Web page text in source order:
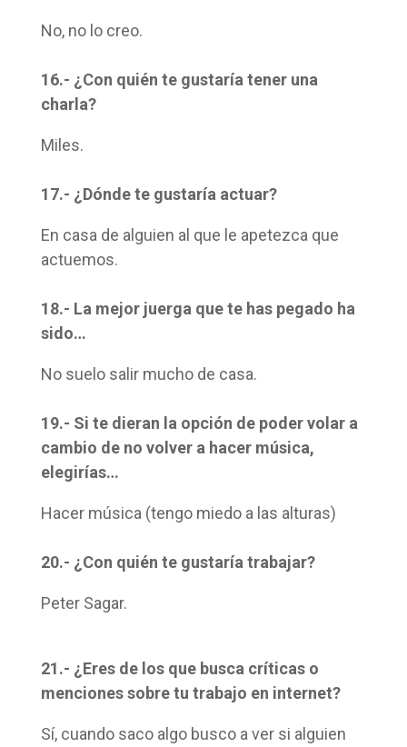
No, no lo creo.
16.- ¿Con quién te gustaría tener una
charla?
Miles.
17.- ¿Dónde te gustaría actuar?
En casa de alguien al que le apetezca que
actuemos.
18.- La mejor juerga que te has pegado ha
sido…
No suelo salir mucho de casa.
19.- Si te dieran la opción de poder volar a
cambio de no volver a hacer música,
elegirías…
Hacer música (tengo miedo a las alturas)
20.- ¿Con quién te gustaría trabajar?
Peter Sagar.
21.- ¿Eres de los que busca críticas o
menciones sobre tu trabajo en internet?
Sí, cuando saco algo busco a ver si alguien